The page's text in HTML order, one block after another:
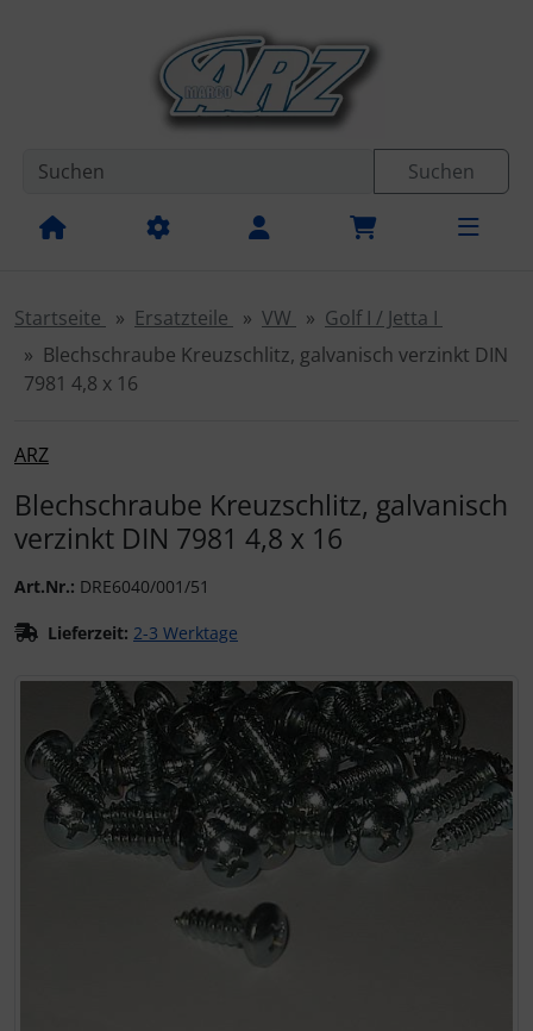
Suchen
Startseite Ersatzteile VW
Golf I / Jetta I
Blechschraube Kreuzschlitz, galvanisch verzinkt DIN
7981 4,8 x 16
ARZ
Blechschraube Kreuzschlitz, galvanisch
verzinkt DIN 7981 4,8 x 16
Art.Nr.: DRE6040/001/51
Lieferzeit: 2-3 Werktage
Wenn mehr als ein Produktbild existiert, können Sie die